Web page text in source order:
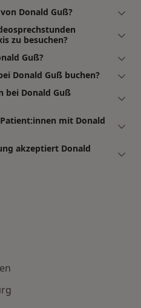
Donald Guß?
zu besuchen?
Guß?
Donald Guß buchen?
bei Donald Guß
mit Donald
akzeptiert Donald